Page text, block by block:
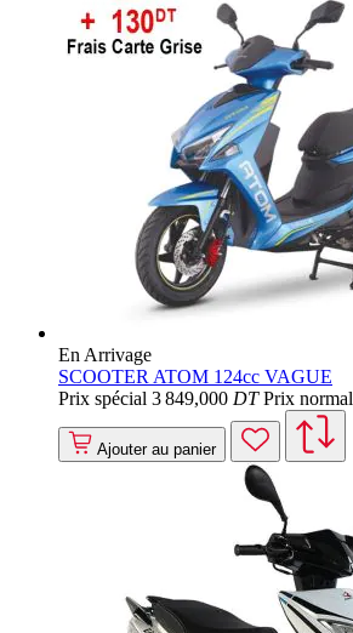
En Arrivage
SCOOTER ATOM 124cc VAGUE
Prix spécial 3 849,000 DT Prix normal
Ajouter au panier